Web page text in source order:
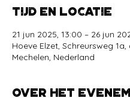
Tijd en locatie
21 jun 2025, 13:00 – 26 jun
Hoeve Elzet, Schreursweg 1a,
Mechelen, Nederland
Over het